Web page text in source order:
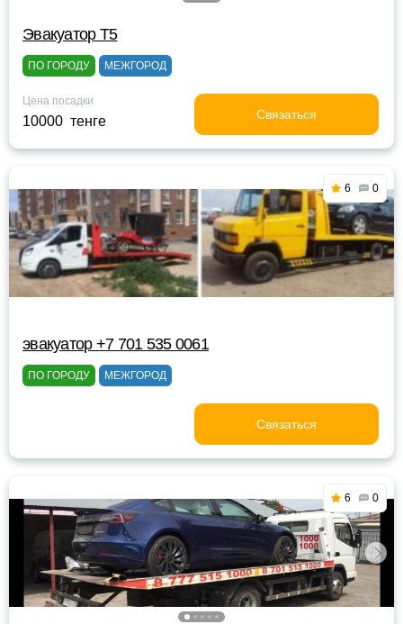
Эвакуатор Т5
ПО ГОРОДУ МЕЖГОРОД
Цена посадки
10000 тенге Связаться
6 0
эвакуатор +7 701 535 0061
ПО ГОРОДУ МЕЖГОРОД
Связаться
6 0